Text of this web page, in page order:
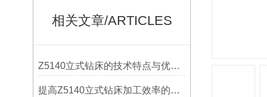
相关文章/ARTICLES
Z5140立式钻床的技术特点与优势分析
提高Z5140立式钻床加工效率的改进措施